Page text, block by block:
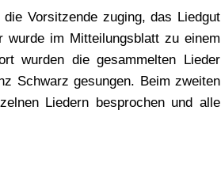
Vorsitzende zuging, das Liedgut
im Mitteilungsblatt zu einem
wurden die gesammelten Lieder
Schwarz gesungen. Beim zweiten
Liedern besprochen und alle